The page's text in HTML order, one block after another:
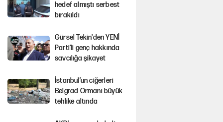
hedef almıştı serbest
bırakıldı
Gürsel Tekin'den YENİ
Parti’li genç hakkında
savcılığa şikayet
İstanbul’un ciğerleri
Belgrad Ormanı büyük
tehlike altında